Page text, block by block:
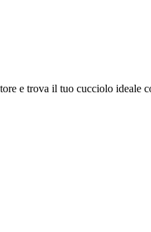
e trova il tuo cucciolo ideale